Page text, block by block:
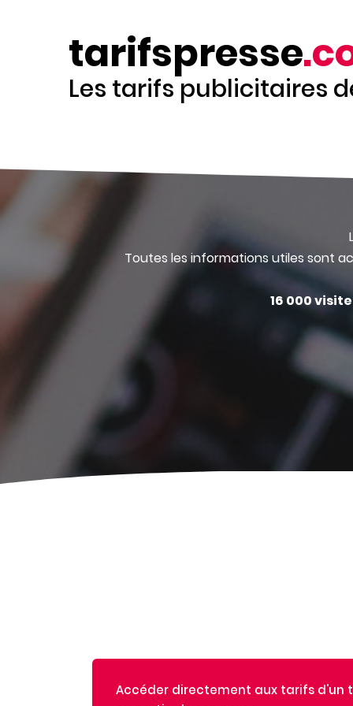
tarifspresse
Les tarifs publicitaires
Toutes les informations utiles sont
16 000
Accéder directement aux tarifs d'un